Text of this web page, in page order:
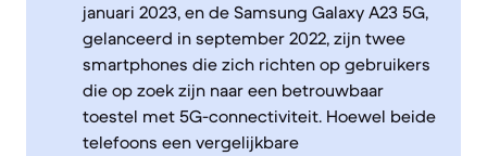
januari 2023, en de Samsung Galaxy A23 5G,
gelanceerd in september 2022, zijn twee
smartphones die zich richten op gebruikers
die op zoek zijn naar een betrouwbaar
toestel met 5G-connectiviteit. Hoewel beide
telefoons een vergelijkbare